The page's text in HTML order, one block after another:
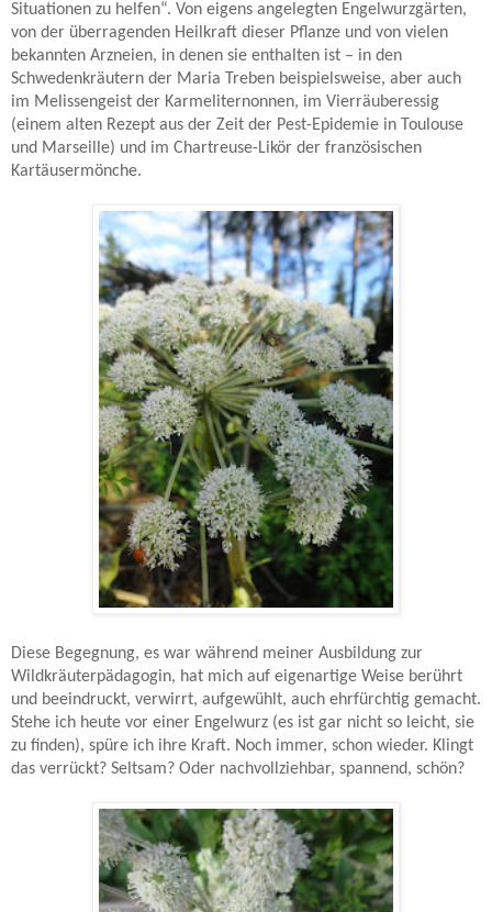
Situationen zu helfen“. Von eigens angelegten Engelwurzgärten,
von der überragenden Heilkraft dieser Pflanze und von vielen
bekannten Arzneien, in denen sie enthalten ist – in den
Schwedenkräutern der Maria Treben beispielsweise, aber auch
im Melissengeist der Karmeliternonnen, im Vierräuberessig
(einem alten Rezept aus der Zeit der Pest-Epidemie in Toulouse
und Marseille) und im Chartreuse-Likör der französischen
Kartäusermönche.
Diese Begegnung, es war während meiner Ausbildung zur
Wildkräuterpädagogin, hat mich auf eigenartige Weise berührt
und beeindruckt, verwirrt, aufgewühlt, auch ehrfürchtig gemacht.
Stehe ich heute vor einer Engelwurz (es ist gar nicht so leicht, sie
zu finden), spüre ich ihre Kraft. Noch immer, schon wieder. Klingt
das verrückt? Seltsam? Oder nachvollziehbar, spannend, schön?